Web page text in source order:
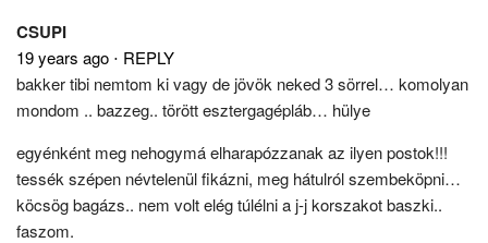
CSUPI
19 years ago ⋅ REPLY
bakker tibi nemtom ki vagy de jövök neked 3 sörrel… komolyan
mondom .. bazzeg.. törött esztergagépláb… hülye
egyénként meg nehogymá elharapózzanak az ilyen postok!!!
tessék szépen névtelenül fikázni, meg hátulról szembeköpni…
köcsög bagázs.. nem volt elég túlélni a j-j korszakot baszki..
faszom.